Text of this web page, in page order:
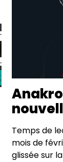
Temps de
mois de
glissée sur